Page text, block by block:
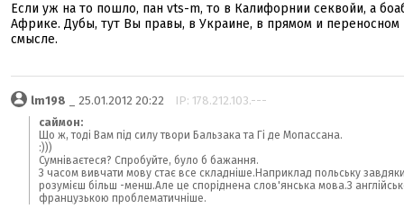
Если уж на то пошло, пан vts-m, то в Калифорнии секвойи, а
Африке. Дубы, тут Вы правы, в Украине, в прямом и переносном
смысле.
lm198 _ 25.01.2012 20:22 IP: 178.212.103.---
саймон:
Що ж, тоді Вам під силу твори Бальзака та Гі де Мопассана.
:)))
Сумніваєтеся? Спробуйте, було б бажання.
З часом вивчати мову стає все складніше.Наприклад польську
розумієш більш -менш.Але це споріднена слов'янська мова.З
французькою проблематичніше.